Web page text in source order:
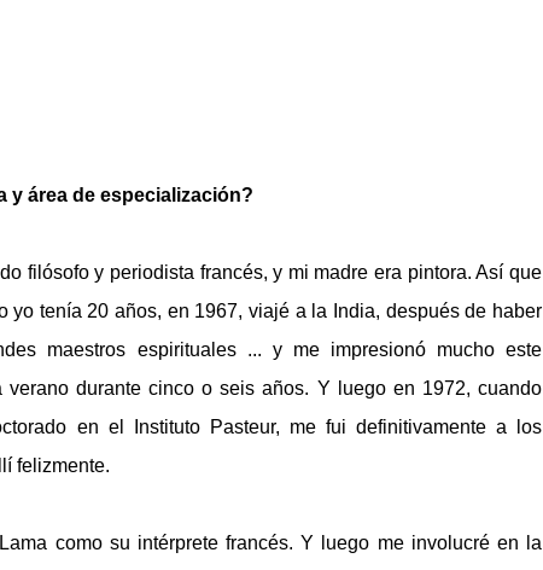
y área de especialización?
filósofo y periodista francés, y mi madre era pintora. Así que
tenía 20 años, en 1967, viajé a la India, después de haber
maestros espirituales ... y me impresionó mucho este
durante cinco o seis años. Y luego en 1972, cuando
en el Instituto Pasteur, me fui definitivamente a los
felizmente.
como su intérprete francés. Y luego me involucré en la